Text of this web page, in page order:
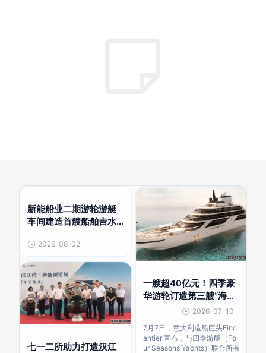
新能船业二期游轮游艇
车间建造首艘船舶吉水
2026-08-02
七一二所助力打造汉江
一艘超40亿元！四季豪
华游轮订造第三艘“海上
2026-07-10
7月7日，意大利造船巨头Finc
antieri宣布，与四季游艇（Fo
ur Seasons Yachts）联合所有